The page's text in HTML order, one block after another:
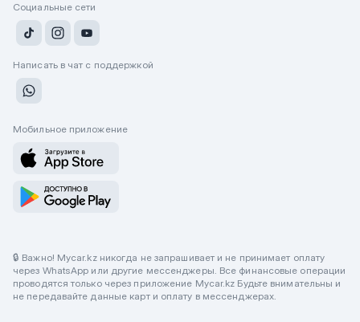
Социальные сети
Написать в чат с поддержкой
Мобильное приложение
🔒 Важно! Mycar.kz никогда не запрашивает и не принимает оплату
через WhatsApp или другие мессенджеры. Все финансовые операции
проводятся только через приложение Mycar.kz Будьте внимательны и
не передавайте данные карт и оплату в мессенджерах.